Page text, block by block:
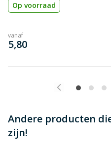
Op voorraad
vanaf
€
5,80
Andere producten
zijn!